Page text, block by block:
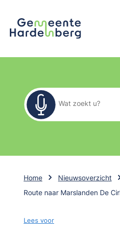
Zoekformulier
Wat zoekt u?
Home
Nieuwsoverzicht
Route naar Marslanden De
Lees voor